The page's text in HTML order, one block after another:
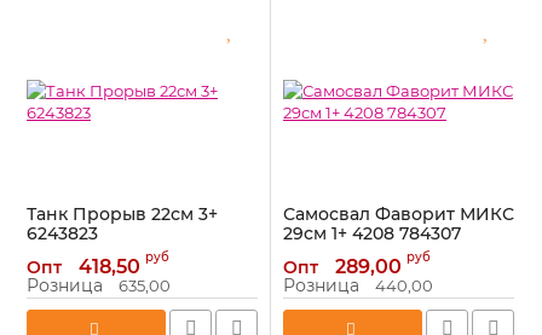
Танк Прорыв 22см 3+
6243823
Артикул: 3340201
Опт 418,50 руб
Розница 635,00
Самосвал Фаворит МИКС
29см 1+ 4208 784307
Артикул: 784307
Опт 289,00 руб
Розница 440,00